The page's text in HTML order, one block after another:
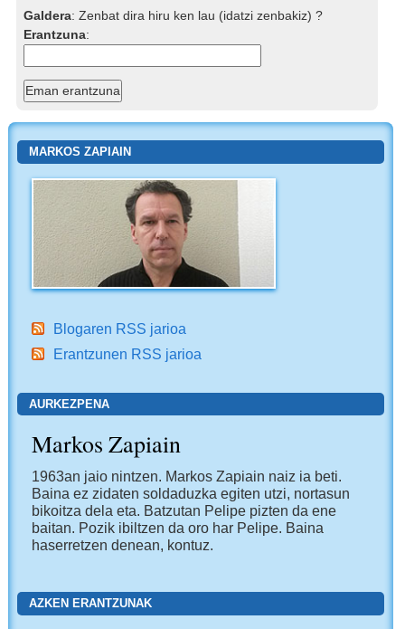
Galdera:Zenbat dira hiru ken lau (idatzi zenbakiz) ?
Erantzuna:
MARKOS ZAPIAIN
Blogaren RSS jarioa
Erantzunen RSS jarioa
AURKEZPENA
Markos Zapiain
1963an jaio nintzen. Markos Zapiain naiz ia beti.
Baina ez zidaten soldaduzka egiten utzi, nortasun
bikoitza dela eta. Batzutan Pelipe pizten da ene
baitan. Pozik ibiltzen da oro har Pelipe. Baina
haserretzen denean, kontuz.
AZKEN ERANTZUNAK